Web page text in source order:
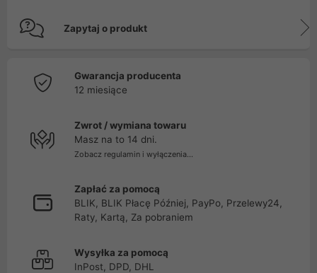
Zapytaj o produkt
Gwarancja producenta
12 miesiące
Zwrot / wymiana towaru
Masz na to 14 dni.
Zobacz regulamin i wyłączenia...
Zapłać za pomocą
BLIK, BLIK Płacę Później, PayPo, Przelewy24,
Raty, Kartą, Za pobraniem
Wysyłka za pomocą
InPost, DPD, DHL